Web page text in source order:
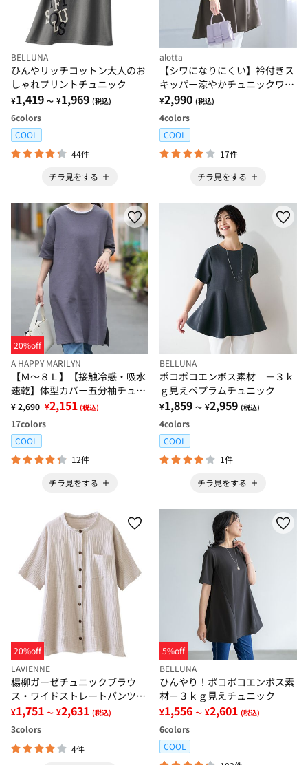
BELLUNA
ひんやリッチコットン大人のお
しゃれプリントチュニック
¥1,419 ～ ¥1,969 (税込)
6colors
COOL
44件
チラ見をする
alotta
【シワになりにくい】衿付きス
キッパー涼やかチュニックワン
ピース
¥2,990 (税込)
4colors
COOL
17件
チラ見をする
20%off
A HAPPY MARILYN
【Ｍ～８Ｌ】【接触冷感・吸水
速乾】体型カバー五分袖チュニ
ック【ハッピーさらりん】
¥ 2,690 ¥2,151 (税込)
17colors
COOL
12件
チラ見をする
BELLUNA
ポコポコエンボス素材 －３ｋ
ｇ見えペプラムチュニック
¥1,859 ～ ¥2,959 (税込)
4colors
COOL
1件
チラ見をする
20%off
LAVIENNE
楊柳ガーゼチュニックブラウ
ス・ワイドストレートパンツ
(別売)
¥1,751 ～ ¥2,631 (税込)
3colors
4件
5%off
BELLUNA
ひんやり！ポコポコエンボス素
材－３ｋｇ見えチュニック
¥1,556 ～ ¥2,601 (税込)
6colors
COOL